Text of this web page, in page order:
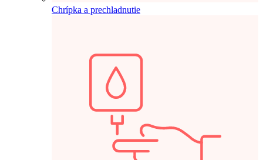
Chrípka a prechladnutie